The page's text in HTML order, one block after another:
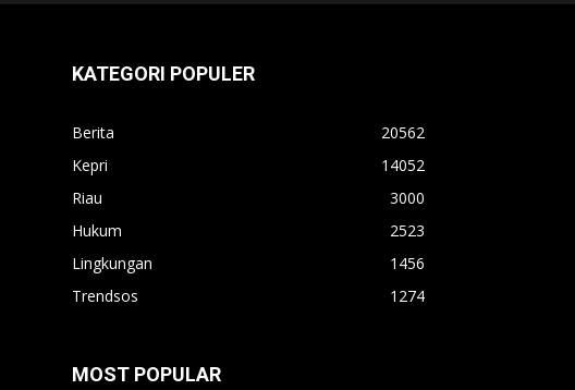
KATEGORI POPULER
Berita
20562
Kepri
14052
Riau
3000
Hukum
2523
Lingkungan
1456
Trendsos
1274
MOST POPULAR